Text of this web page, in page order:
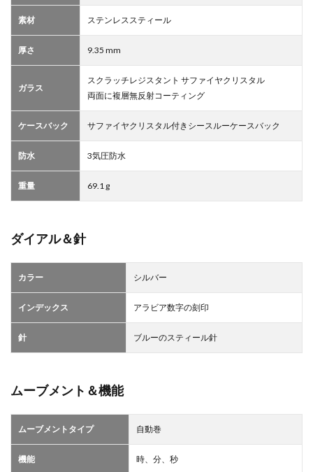
素材 ステンレススティール
厚さ 9.35 mm
ガラス
スクラッチレジスタント サファイヤクリスタル
両面に複層無反射コーティング
ケースバック サファイヤクリスタル付きシースルーケースバック
防水 3気圧防水
重量 69.1 g
ダイアル＆針
カラー シルバー
インデックス アラビア数字の刻印
針 ブルーのスティール針
ムーブメント＆機能
ムーブメントタイプ 自動巻
機能 時、分、秒